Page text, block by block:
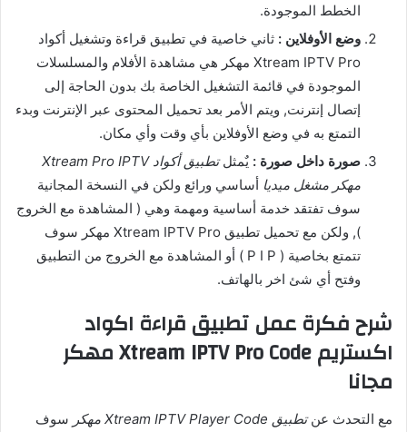
الخطط الموجودة.
وضع الأوفلاين : ثاني خاصية في تطبيق قراءة وتشغيل أكواد
Xtream IPTV Pro مهكر هي مشاهدة الأفلام والمسلسلات
الموجودة في قائمة التشغيل الخاصة بك بدون الحاجة إلى
إتصال إنترنت, ويتم الأمر بعد تحميل المحتوى عبر الإنترنت وبدء
التمتع به في وضع الأوفلاين بأي وقت وأي مكان.
صورة داخل صورة : يٌمثل
تطبيق أكواد Xtream Pro IPTV
مهكر مشغل ميديا أساسي ورائع ولكن في النسخة المجانية
سوف تفتقد خدمة أساسية ومهمة وهي ( المشاهدة مع الخروج
), ولكن مع تحميل تطبيق Xtream IPTV Pro مهكر سوف
تتمتع بخاصية ( P I P ) أو المشاهدة مع الخروج من التطبيق
وفتح أي شئ اخر بالهاتف.
شرح فكرة عمل تطبيق قراءة اكواد
اكستريم Xtream IPTV Pro Code مهكر
مجانا
مع التحدث عنتطبيق Xtream IPTV Player Code مهكر
سوف